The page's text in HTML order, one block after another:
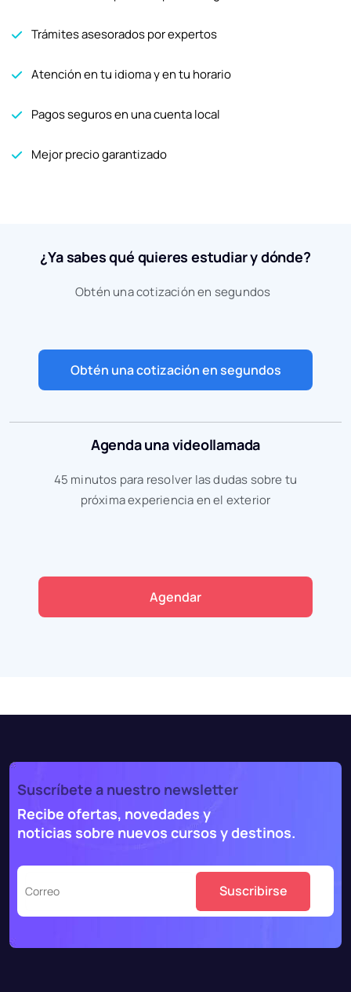
Trámites asesorados por expertos
Atención en tu idioma y en tu horario
Pagos seguros en una cuenta local
Mejor precio garantizado
¿Ya sabes qué quieres estudiar y dónde?
Obtén una cotización en segundos
Obtén una cotización en segundos
Agenda una videollamada
45 minutos para resolver las dudas sobre tu
próxima experiencia en el exterior
Agendar
Suscríbete a nuestro newsletter
Recibe ofertas, novedades y
noticias sobre nuevos cursos y destinos.